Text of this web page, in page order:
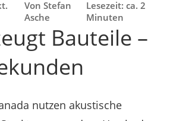
Von Stefan
Asche
Lesezeit: ca. 2
Minuten
Bauteile –
nutzen akustische